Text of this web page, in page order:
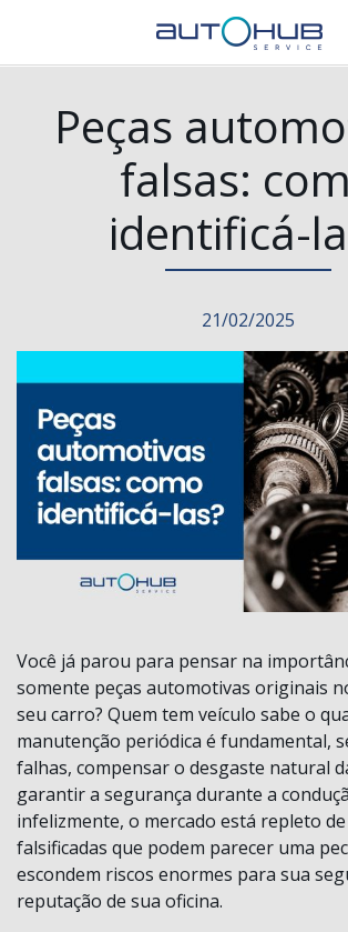
Peças
falsas:
identificá-
21/02/2025
Você já parou para pensar na
somente peças automotivas originais
seu carro? Quem tem veículo sabe o
manutenção periódica é fundamental,
falhas, compensar o desgaste natural
garantir a segurança durante a
infelizmente, o mercado está repleto de
falsificadas que podem parecer uma
escondem riscos enormes para sua
reputação de sua oficina.